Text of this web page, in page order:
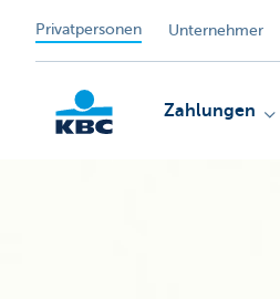
Privatpersonen Unternehmer
Zahlungen